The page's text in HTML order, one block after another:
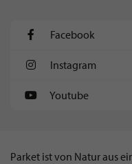
Facebook
Instagram
Youtube
Parket ist von Natur aus